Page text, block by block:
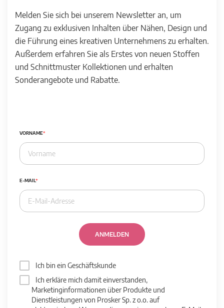
Melden Sie sich bei unserem Newsletter an, um
Zugang zu exklusiven Inhalten über Nähen, Design und
die Führung eines kreativen Unternehmens zu erhalten.
Außerdem erfahren Sie als Erstes von neuen Stoffen
und Schnittmuster Kollektionen und erhalten
Sonderangebote und Rabatte.
VORNAME
E-MAIL
ANMELDEN
Ich bin ein Geschäftskunde
Ich erkläre mich damit einverstanden,
Marketinginformationen über Produkte und
Dienstleistungen von Prosker Sp. z o.o. auf